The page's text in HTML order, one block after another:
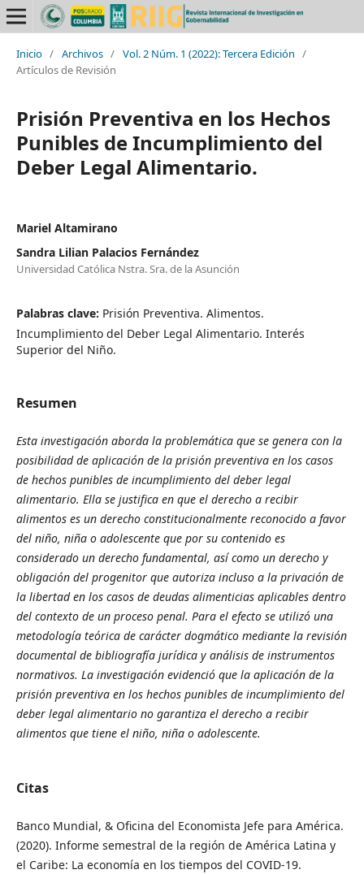
Inicio / Archivos / Vol. 2 Núm. 1 (2022): Tercera Edición /
Artículos de Revisión
Prisión Preventiva en los Hechos
Punibles de Incumplimiento del
Deber Legal Alimentario.
Mariel Altamirano
Sandra Lilian Palacios Fernández
Universidad Católica Nstra. Sra. de la Asunción
Palabras clave: Prisión Preventiva. Alimentos.
Incumplimiento del Deber Legal Alimentario. Interés
Superior del Niño.
Resumen
Esta investigación aborda la problemática que se genera con la
posibilidad de aplicación de la prisión preventiva en los casos
de hechos punibles de incumplimiento del deber legal
alimentario. Ella se justifica en que el derecho a recibir
alimentos es un derecho constitucionalmente reconocido a favor
del niño, niña o adolescente que por su contenido es
considerado un derecho fundamental, así como un derecho y
obligación del progenitor que autoriza incluso a la privación de
la libertad en los casos de deudas alimenticias aplicables dentro
del contexto de un proceso penal. Para el efecto se utilizó una
metodología teórica de carácter dogmático mediante la revisión
documental de bibliografía jurídica yanálisis de instrumentos
normativos. La investigación evidenció que la aplicación de la
prisión preventiva en los hechos punibles de incumplimiento del
deber legal alimentario no garantiza el derecho a recibir
alimentos que tiene el niño, niña o adolescente.
Citas
Banco Mundial, & Oficina del Economista Jefe para América.
(2020). Informe semestral de la región de América Latina y
el Caribe: La economía en los tiempos del COVID-19.